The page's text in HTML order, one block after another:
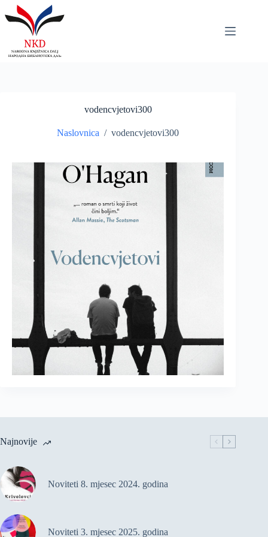
to
content
vodencvjetovi300
Naslovnica / vodencvjetovi300
Najnovije
Noviteti 8. mjesec 2024. godina
Noviteti 3. mjesec 2025. godina